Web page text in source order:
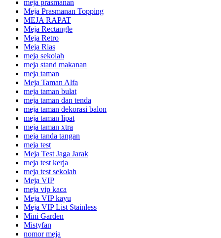
meja prasmanan
Meja Prasmanan Topping
MEJA RAPAT
Meja Rectangle
Meja Retro
Meja Rias
meja sekolah
meja stand makanan
meja taman
Meja Taman Alfa
meja taman bulat
meja taman dan tenda
meja taman dekorasi balon
meja taman lipat
meja taman xtra
meja tanda tangan
meja test
Meja Test Jaga Jarak
meja test kerja
meja test sekolah
Meja VIP
meja vip kaca
Meja VIP kayu
Meja VIP List Stainless
Mini Garden
Mistyfan
nomor meja